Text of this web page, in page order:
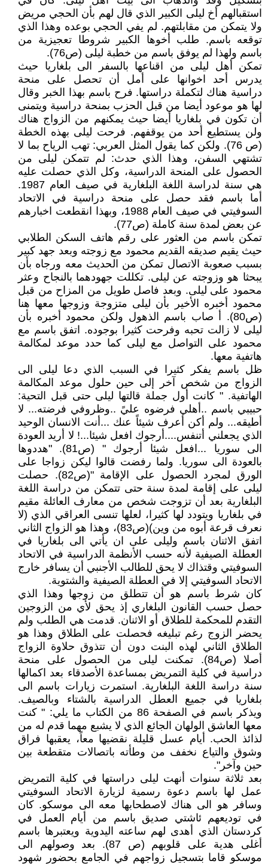
استقبالهم أخ ليلى الكبير الذي قال لهم بأن الحجي مريض
ولا يتمكن من مقابلتهم. لم يفي الحجي بوعده وهذا الذي
توقعه باسم. طلب أخوها الكبير شروطا تعجيزية من
باسم ولهذا لم يوفق باسم من خطبة ليلى (ص76).
تمكن أهل ليلى من اقناعها بالسفر الى بلغاريا حيث
يدرس أحد اخوانها على أمل أن تحصل على منحة
دراسية هناك لتكملة دراستها. فرح باسم بهذا الخبر وقال
لها هو موعود أيضا من قبل الحزب بمنحة دراسية ويتمنى
أن تكون في بلغاريا أيضا حيث يمكنهم من الزواج هناك
ولن يستطيع أحد من يوقفهم. فرحت ليلى بهذه الخطة
(ص 76). ولكن كما يقول المثل العربي: تهب الرياح بما لا
تشتهي السفن، وهذا الذي حدث: لم تتمكن ليلى من
الحصول على المنحة الدراسية، وكل الذي حصلت عليه
هي سنة لدراسة اللغة البلغارية في صيف العام 1987.
أما باسم فقد حصل على منحة دراسية في الاتحاد
السوفيتي في صيف العام 1988، وبهذا انقطعت اخبارهم
عن بعض لمدة سنة كاملة (ص77).
تمكن باسم من العثور على رقم هاتف السكن الطلابي
حيث يقيم صديقه القديم محمود مع زوجته وبعد جهد كبير
بسبب صعوبة الاتصال تمكن من الحديث معه ورجاه بأن
يبحثا هو وزوجته عن ليلى. تكللت جهودهما بالنجاح وعثر
محمود على ليلى. وبعد فاصل طويل من المزاح من قبل
محمود أخبره الأخير بأن ليلى متزوجة وزوجها معها هنا
(ص80). أ صاب باسم الذهول ولكن محمود أخبره بأن
ليلى لا زالت تحبه وفرحت كثيرا بوجوده. اتفق باسم مع
محمود على التواصل مع ليلى كما حدد موعد لمكالمة
هاتفية معها.
ظل باسم يفكر كثيرا في السبب الذي دعا ليلى الى
الزواج من شخص آخر إلى حين حلول موعد المكالمة
الهاتفية. " كانت أول جملة قالتها ليلى حتى قبل التحية:
حبيبي باسم ..أهلي فرضوه عليً ..وظروفي فرضته... لا
أطيقه... ولم أكن أعرف شيئاً عنك ...أنت الانسان الوحيد
الذي يجعلني أتنفس....أرجوك افعل شيئا...! لا أريد العودة
الى سوريا ...افعل شيئا أرجوك " (ص81). "هددوها
بالعودة الى سوريا. ولما رفضت قالوا ليكن زواجا على
الورق لمجرد الحصول على الإقامة "(ص82). حصلت
ليلى على إقامة لمدة سنة حتى تتمكن من دراسة اللغة
البلغارية بعد أن تزوجت شخص من معارف العائلة مقيم
في بلغاريا ويتودد لها كثيرا، لعلها تنسى العراقي الذي (لا
نعرف قرعة أبوه من وين)(ص83)، وهذا هو الزواج الثاني
اتفق الاثنان باسم وليلى على ان يأتي الى بلغاريا في
العطلة الصيفية لأنه حسب الأنظمة الدراسية في الاتحاد
السوفيتي وقتذاك لا يحق للطالب الأجنبي أن يسافر خارج
الاتحاد السوفيتي إلا في العطلة الصيفية والشتوية.
كان شرط باسم هو أن تتطلق من زوجها وهذا الذي
حصل حسب القانون البلغاري إذ يحق لأي من الزوجين
التقدم للمحكمة للطلاق أو الاثنان. قدمت هي الطلب ولم
يحضر الزوج رغم تبليغه فحصلت على الطلاق وهذا هو
الطلاق الثاني لهذه البنت دون أن تتذوق حلاوة الزواج
أصلا (ص84). تمكنت ليلى من الحصول على منحة
دراسية في كلية التمريض بمساعدة الأصدقاء بعد اكمالها
سنة دراسة اللغة البلغارية. استمرت زيارات باسم الى
بلغاريا في جميع العطل الدراسية بالشتاء وبالصيف.
ويذكر باسم في الصفحة 86 من الكتاب ما يلي: " كنت
معها العاشق الولهان الجائع الذي لا يشبع مهما قدم له من
لذائذ الحب. أيام عسل قليلة نقضيها معاً، يعقبها فراق
وشوق والتياع نخفف من وطأته باتصالات متقطعة بين
حين وآخر".
بعد ثلاثة سنوات أنهت ليلى دراستها في كلية التمريض
عمل لها باسم دعوة رسمية لزيارة الاتحاد السوفيتي
وسافر هو الى هناك لاصطحابها معه الى موسكو. كان
في توديعهم ئاشتي صديق باسم من أيام العمل في
كردستان الذي أهدى لهم ساعته اليدوية ويعتبرها باسم
أغلى هدية على قلوبهم (ص 87). بعد وصولهم الى
موسكو قاما بتسجيل زواجهم في الجامع بحضور شهود